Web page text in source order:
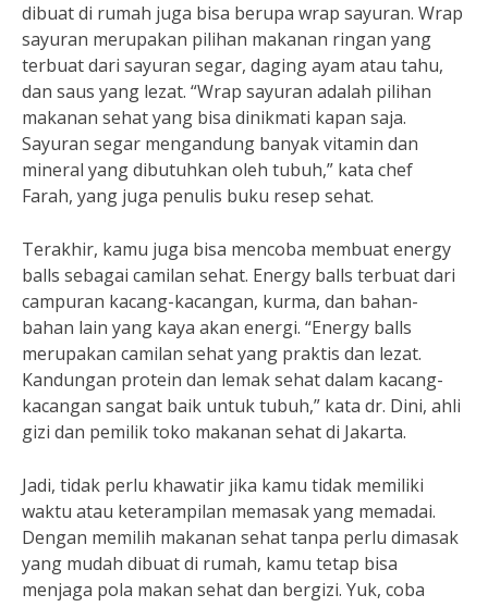
dibuat di rumah juga bisa berupa wrap sayuran. Wrap
sayuran merupakan pilihan makanan ringan yang
terbuat dari sayuran segar, daging ayam atau tahu,
dan saus yang lezat. “Wrap sayuran adalah pilihan
makanan sehat yang bisa dinikmati kapan saja.
Sayuran segar mengandung banyak vitamin dan
mineral yang dibutuhkan oleh tubuh,” kata chef
Farah, yang juga penulis buku resep sehat.
Terakhir, kamu juga bisa mencoba membuat energy
balls sebagai camilan sehat. Energy balls terbuat dari
campuran kacang-kacangan, kurma, dan bahan-
bahan lain yang kaya akan energi. “Energy balls
merupakan camilan sehat yang praktis dan lezat.
Kandungan protein dan lemak sehat dalam kacang-
kacangan sangat baik untuk tubuh,” kata dr. Dini, ahli
gizi dan pemilik toko makanan sehat di Jakarta.
Jadi, tidak perlu khawatir jika kamu tidak memiliki
waktu atau keterampilan memasak yang memadai.
Dengan memilih makanan sehat tanpa perlu dimasak
yang mudah dibuat di rumah, kamu tetap bisa
menjaga pola makan sehat dan bergizi. Yuk, coba